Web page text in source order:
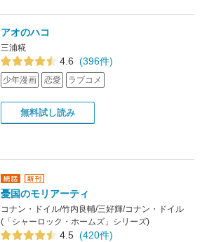
アオのハコ
三浦糀
4.6 (396件)
少年漫画 恋愛 ラブコメ
無料試し読み
憂国のモリアーティ
コナン・ドイル/竹内良輔/三好輝/コナン・ドイル
(「シャーロック・ホームズ」シリーズ)
4.5 (420件)